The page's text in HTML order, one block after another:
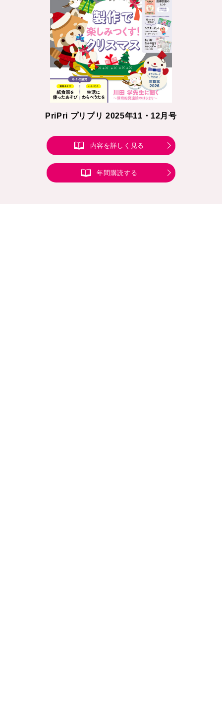
PriPri プリプリ 2025年11・12月号
内容を詳しく見る
年間購読する